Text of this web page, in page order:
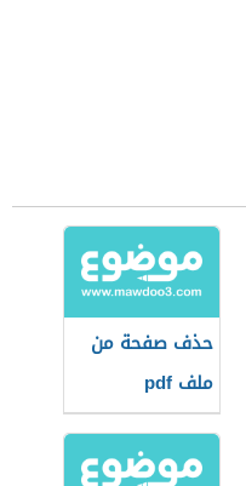
حذف صفحة من
ملف pdf